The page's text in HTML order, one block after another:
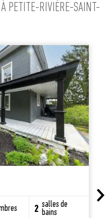
PETITE-RIVIÈRE-SAINT-
2 salles de
bains